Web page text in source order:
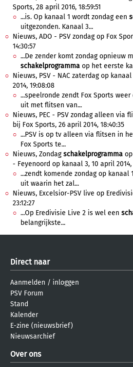
Sports, 28 april 2016, 18:59:51
...is. Op kanaal 1 wordt zondag een
uitgezonden. Kanaal 3...
Nieuws, ADO - PSV zondag op Fox
14:30:57
...De zender komt zondag opnieuw
schakelprogramma op het eerste
Nieuws, PSV - NAC zaterdag op
2014, 19:08:08
...speelronde zendt Fox Sports weer
uit met flitsen van...
Nieuws, PEC - PSV zondag alleen via
bij Fox Sports, 26 april 2014, 18:40:35
...PSV is op tv alleen via flitsen in
Fox Sports te...
Nieuws, Zondagschakelprogramma
- Feyenoord op kanaal 3, 10 april 2014,
...zendt komende zondag op kanaal
uit waarin het zal...
Nieuws, Excelsior-PSV live op
23:12:27
...Op Eredivisie Live 2 is wel een
belangrijkste...
Direct naar
Aanmelden / inloggen
PSV Forum
Stand
Kalender
E-zine (nieuwsbrief)
Nieuwsarchief
Over ons